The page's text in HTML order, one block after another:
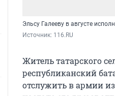
Эльсу Галееву в августе
Источник: 116.RU
Житель татарского
республиканский
отслужить в армии